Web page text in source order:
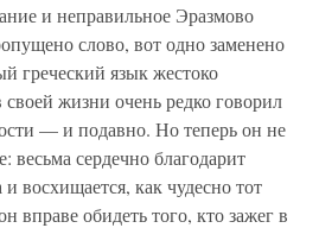
и неправильное Эразмово
слово, вот одно заменено
греческий язык жестоко
жизни очень редко говорил
— и подавно. Но теперь он не
весьма сердечно благодарит
восхищается, как чудесно тот
вправе обидеть того, кто зажег в